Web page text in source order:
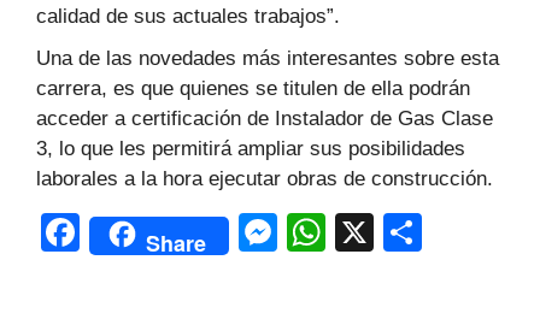
calidad de sus actuales trabajos”.
Una de las novedades más interesantes sobre esta
carrera, es que quienes se titulen de ella podrán
acceder a certificación de Instalador de Gas Clase
3, lo que les permitirá ampliar sus posibilidades
laborales a la hora ejecutar obras de construcción.
F
a
Share
M W X